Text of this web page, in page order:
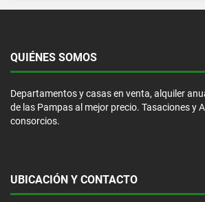
QUIÉNES SOMOS
Departamentos y casas en venta, alquiler
de las Pampas al mejor precio. Tasaciones y
consorcios.
UBICACIÓN Y CONTACTO